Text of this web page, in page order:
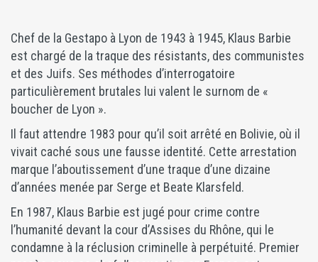
Chef de la Gestapo à Lyon de 1943 à 1945, Klaus Barbie
est chargé de la traque des résistants, des communistes
et des Juifs. Ses méthodes d’interrogatoire
particulièrement brutales lui valent le surnom de «
boucher de Lyon ».
Il faut attendre 1983 pour qu’il soit arrêté en Bolivie, où il
vivait caché sous une fausse identité. Cette arrestation
marque l’aboutissement d’une traque d’une dizaine
d’années menée par Serge et Beate Klarsfeld.
En 1987, Klaus Barbie est jugé pour crime contre
l’humanité devant la cour d’Assises du Rhône, qui le
condamne à la réclusion criminelle à perpétuité. Premier